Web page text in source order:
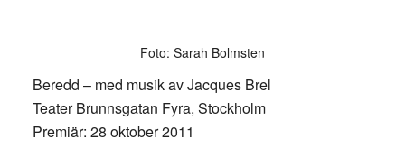
Foto: Sarah Bolmsten
Beredd – med musik av Jacques Brel
Teater Brunnsgatan Fyra, Stockholm
Premiär: 28 oktober 2011